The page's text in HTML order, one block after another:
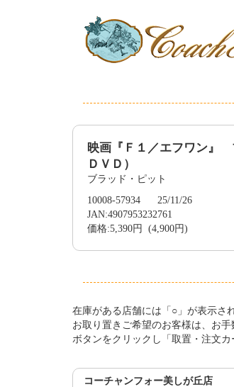
映画『Ｆ１／エフワン
ＤＶＤ）
ブラッド・ピット
10008-57934 25/11/26
JAN:4907953232761
価格:5,390円 (4,900円)
在庫がある店舗には「○」が表示さ
お取り置きご希望のお客様は、お
ボタンをクリックし「取置・注文
コーチャンフォー美しが丘店